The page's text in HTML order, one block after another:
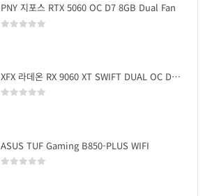
PNY 지포스 RTX 5060 OC D7 8GB Dual Fan
XFX 라데온 RX 9060 XT SWIFT DUAL OC D6 16GB
ASUS TUF Gaming B850-PLUS WIFI